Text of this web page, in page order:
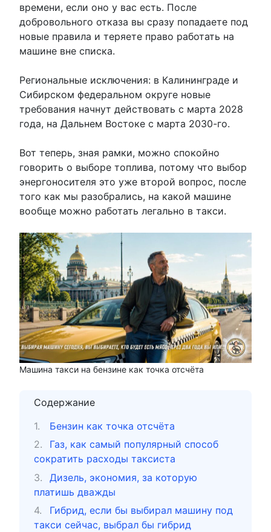
времени, если оно у вас есть. После
добровольного отказа вы сразу попадаете под
новые правила и теряете право работать на
машине вне списка.
Региональные исключения: в Калининграде и
Сибирском федеральном округе новые
требования начнут действовать с марта 2028
года, на Дальнем Востоке с марта 2030-го.
Вот теперь, зная рамки, можно спокойно
говорить о выборе топлива, потому что выбор
энергоносителя это уже второй вопрос, после
того как мы разобрались, на какой машине
вообще можно работать легально в такси.
Машина такси на бензине как точка отсчёта
Содержание
Бензин как точка отсчёта
Газ, как самый популярный способ
сократить расходы таксиста
Дизель, экономия, за которую
платишь дважды
Гибрид, если бы выбирал машину под
такси сейчас, выбрал бы гибрид